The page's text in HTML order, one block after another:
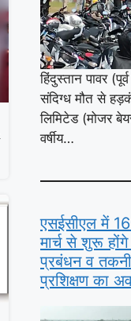
हिंदुस्तान पावर
संदिग्ध मौत से
लिमिटेड (मोजर
वर्षीय…
एसईसीएल में
मार्च से शुरू
प्रबंधन व
प्रशिक्षण का